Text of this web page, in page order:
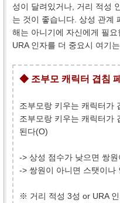
성이 달려있거나, 거리 적성
는 것이 좋습니다. 상성 관계
해는 아니기에 자신에게 필
URA 인자를 더 중요시 여기
◆ 조부모 캐릭터 겹침
조부모랑 키우는 캐릭터가
조부모랑 키우는 캐릭터가
된다(O)
-> 상성 점수가 낮으면 쌍
-> 쌍원이 아니면 스탯이나
※ 거리 적성 3성 or URA